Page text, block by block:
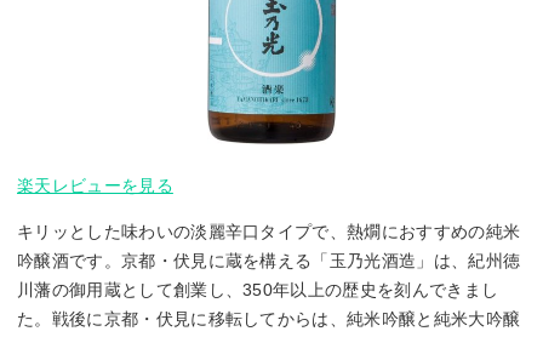
楽天レビューを見る
キリッとした味わいの淡麗辛口タイプで、熱燗におすすめの純米
吟醸酒です。京都・伏見に蔵を構える「玉乃光酒造」は、紀州徳
川藩の御用蔵として創業し、350年以上の歴史を刻んできまし
た。戦後に京都・伏見に移転してからは、純米吟醸と純米大吟醸